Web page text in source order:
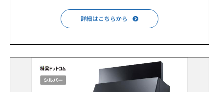
詳細はこちらから